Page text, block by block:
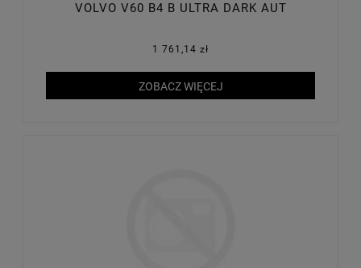
VOLVO V60 B4 B ULTRA DARK AUT
1 761,14 zł
ZOBACZ WIĘCEJ